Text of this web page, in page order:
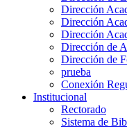
Dirección
Dirección
Dirección
Dirección de
Dirección de
prueba
Conexión
Institucional
Rectorado
Sistema de